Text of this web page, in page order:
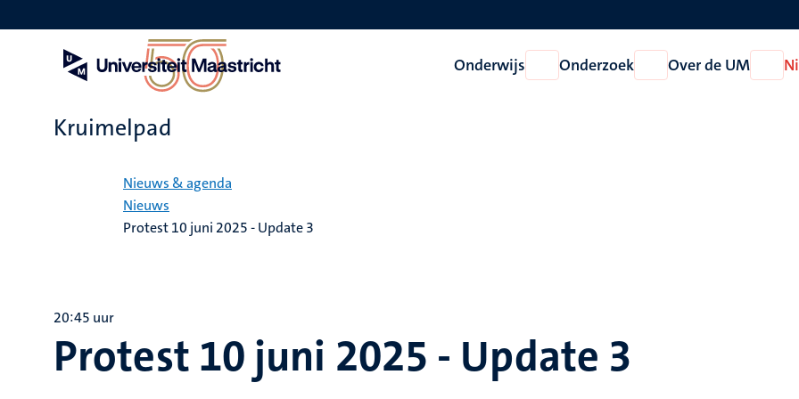
en
Onderwijs
Open
Onderwijs
Onderzoek
Open
Onderzoek
Over de UM
Open
Over
Kruimelpad
Nieuws & agenda
Nieuws
Protest 10 juni 2025 - Update 3
Protest 10 juni 2025 - Update 3
20:45 uur